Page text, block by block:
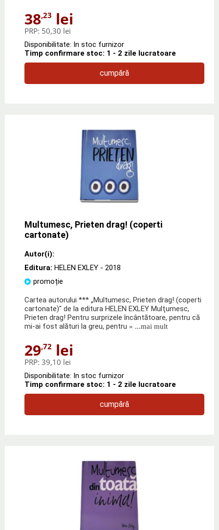
38,23 lei
PRP: 50,30 lei
Disponibilitate: In stoc furnizor
Timp confirmare stoc: 1 - 2 zile lucratoare
cumpără
Multumesc, Prieten drag! (coperti
cartonate)
Autor(i):
Editura: HELEN EXLEY - 2018
promoție
Cartea autorului *** „Multumesc, Prieten drag! (coperti
cartonate)" de la editura HELEN EXLEY Mulţumesc,
Prieten drag! Pentru surprizele încântătoare, pentru că
mi-ai fost alături la greu, pentru » ...mai mult
29,72 lei
PRP: 39,10 lei
Disponibilitate: In stoc furnizor
Timp confirmare stoc: 1 - 2 zile lucratoare
cumpără